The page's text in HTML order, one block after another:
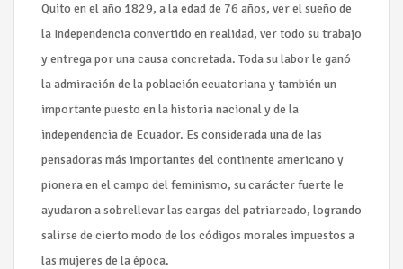
Quito en el año 1829, a la edad de 76 años, ver el sueño de
la Independencia convertido en realidad, ver todo su trabajo
y entrega por una causa concretada. Toda su labor le ganó
la admiración de la población ecuatoriana y también un
importante puesto en la historia nacional y de la
independencia de Ecuador. Es considerada una de las
pensadoras más importantes del continente americano y
pionera en el campo del feminismo, su carácter fuerte le
ayudaron a sobrellevar las cargas del patriarcado, logrando
salirse de cierto modo de los códigos morales impuestos a
las mujeres de la época.